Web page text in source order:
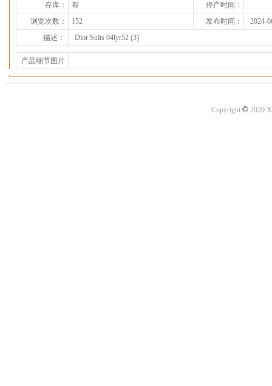
存库：
有
停产时间：
浏览次数：
152 发布时间：
2024-
描述：
Dior Suits 04lyr52 (3)
产品细节图片
Copyright ©2020